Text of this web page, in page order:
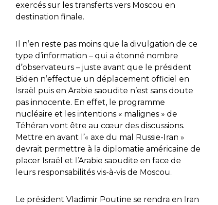
exercés sur les transferts vers Moscou en
destination finale.
Il n’en reste pas moins que la divulgation de ce
type d’information – qui a étonné nombre
d’observateurs – juste avant que le président
Biden n’effectue un déplacement officiel en
Israël puis en Arabie saoudite n’est sans doute
pas innocente. En effet, le programme
nucléaire et les intentions « malignes » de
Téhéran vont être au cœur des discussions.
Mettre en avant l’« axe du mal Russie-Iran »
devrait permettre à la diplomatie américaine de
placer Israël et l’Arabie saoudite en face de
leurs responsabilités vis-à-vis de Moscou.
Le président Vladimir Poutine se rendra en Iran